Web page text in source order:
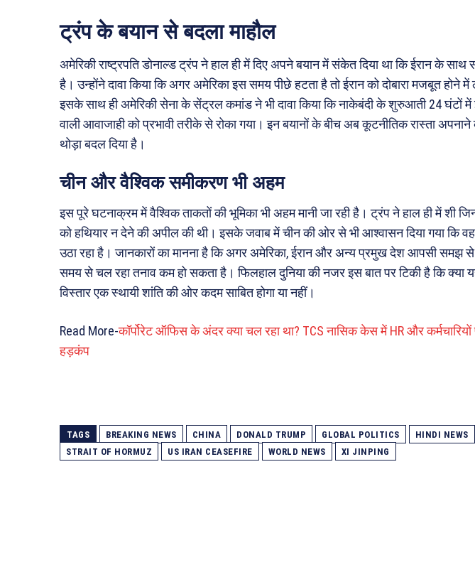
ट्रंप के बयान से बदला माहौल
अमेरिकी राष्ट्रपति डोनाल्ड ट्रंप ने हाल ही में दिए अपने बयान में संकेत दिया था कि ईरान के
है। उन्होंने दावा किया कि अगर अमेरिका इस समय पीछे हटता है तो ईरान को दोबारा मजबूत
इसके साथ ही अमेरिकी सेना के सेंट्रल कमांड ने भी दावा किया कि नाकेबंदी के शुरुआती 24 घंटों में
वाली आवाजाही को प्रभावी तरीके से रोका गया। इन बयानों के बीच अब कूटनीतिक रास्ता अपनाने
थोड़ा बदल दिया है।
चीन और वैश्विक समीकरण भी अहम
इस पूरे घटनाक्रम में वैश्विक ताकतों की भूमिका भी अहम मानी जा रही है। ट्रंप ने हाल ही में शी
को हथियार न देने की अपील की थी। इसके जवाब में चीन की ओर से भी आश्वासन दिया गया कि
उठा रहा है। जानकारों का मानना है कि अगर अमेरिका, ईरान और अन्य प्रमुख देश आपसी समझ
समय से चल रहा तनाव कम हो सकता है। फिलहाल दुनिया की नजर इस बात पर टिकी है कि क्या
विस्तार एक स्थायी शांति की ओर कदम साबित होगा या नहीं।
Read More-कॉर्पोरेट ऑफिस के अंदर क्या चल रहा था? TCS नासिक केस में HR और कर्मचारियों
हड़कंप
TAGS BREAKING NEWS CHINA DONALD TRUMP GLOBAL POLITICS HINDI NEWS
STRAIT OF HORMUZ
US IRAN CEASEFIRE WORLD NEWS XI JINPING